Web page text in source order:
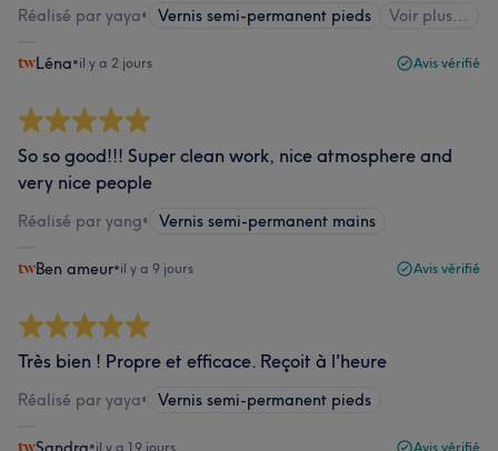
Réalisé par yaya• Vernis semi-permanent pieds Voir plus...
Léna•il y a 2 jours Avis vérifié
So so good!!! Super clean work, nice atmosphere and
very nice people
Réalisé par yang• Vernis semi-permanent mains
Ben ameur•il y a 9 jours Avis vérifié
Très bien ! Propre et efficace. Reçoit à l'heure
Réalisé par yaya• Vernis semi-permanent pieds
•il y a 19 jours Avis vérifié